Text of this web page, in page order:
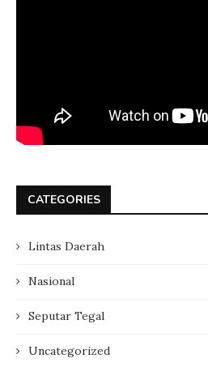
CATEGORIES
Lintas Daerah
Nasional
Seputar Tegal
Uncategorized